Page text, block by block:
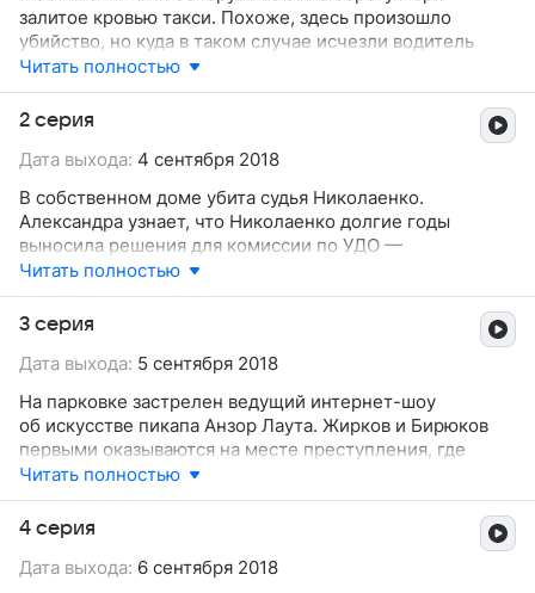
залитое кровью такси. Похоже, здесь произошло
убийство, но куда в таком случае исчезли водитель
и пассажиры!? Александра с коллегами выясняет,
что в машине ехал строительный магнат
Мирошниченков, и его смерть могла быть выгодна
многим. Однако самое поразительное открытие ждет
сыщиков впереди: кровь в машине принадлежат вовсе
Тем временем в отделе происходит существенная
кадровая перестановка...
Читать полностью
2 серия
Дата выхода: 4 сентября 2018
В собственном доме убита судья Николаенко.
Александра узнает, что Николаенко долгие годы
выносила решения для комиссии по УДО —
следовательно, за ее смертью может стоять кто-то из
затаивших злобу заключенных. Однако способ убийства
судьи подсказывает Александре, что это не просто
месть — она прослеживает связь с аналогичным
преступлением.
Читать полностью
3 серия
Дата выхода: 5 сентября 2018
На парковке застрелен ведущий интернет-шоу
об искусстве пикапа Анзор Лаута. Жирков и Бирюков
первыми оказываются на месте преступления, где
сталкиваются с незнакомым оперативником,
представившимся майором Аркадием Кошко из
московского УГРО. Кошко проводит осмотр места
преступления, собирает вещдоки и уезжает. Однако
в отделе выясняется, что майор — самозванец...
Читать полностью
4 серия
Дата выхода: 6 сентября 2018